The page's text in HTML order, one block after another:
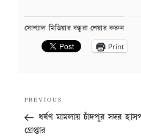
সোশ্যাল মিডিয়ার বন্ধুরা শেয়ার করুন
Print
navigation
Previous
Post
PREVIOUS
ধর্ষণ মামলায় চাঁদপুর সদর
গ্রেপ্তার